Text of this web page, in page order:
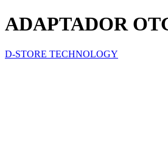
ADAPTADOR
D-STORE TECHNOLOGY